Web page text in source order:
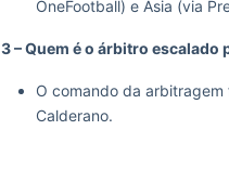
OneFootball) e Ásia (via
3 – Quem é o árbitro escalado
O comando da
Calderano.